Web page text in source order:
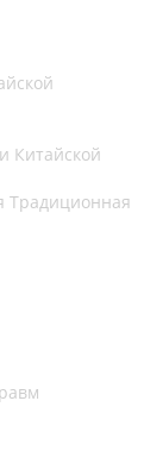
Китайской
Традиционная